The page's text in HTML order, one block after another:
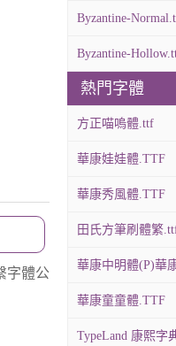
字體公
Byzantine-
Byzantine-
熱門字體
方正喵嗚體.ttf
華康娃娃體.TTF
華康秀風體.TTF
田氏方筆刷體繁
華康中明體(P)華
華康童童體.TTF
TypeLand 康熙字